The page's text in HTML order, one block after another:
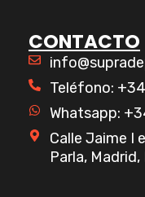
CONTACTO
Teléfono:
Whatsapp:
Calle Jaime I
Parla, Madrid,